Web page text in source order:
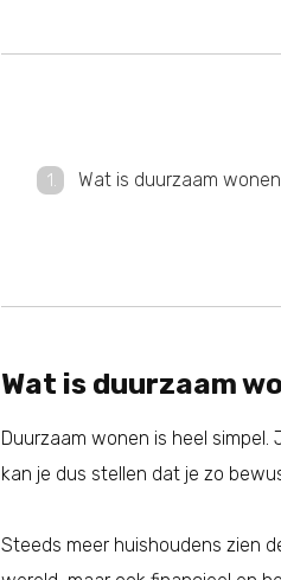
Wat is duurzaam
Wat is duurzaam
Duurzaam wonen is heel
kan je dus stellen dat je zo
Steeds meer huishoudens zien